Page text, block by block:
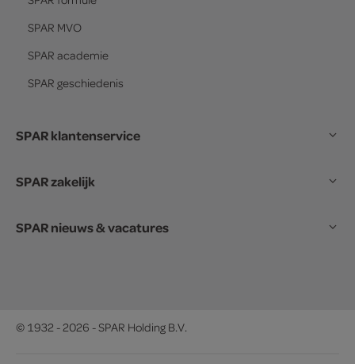
SPAR MVO
SPAR academie
SPAR geschiedenis
SPAR klantenservice
SPAR zakelijk
SPAR nieuws & vacatures
© 1932 - 2026 - SPAR Holding B.V.